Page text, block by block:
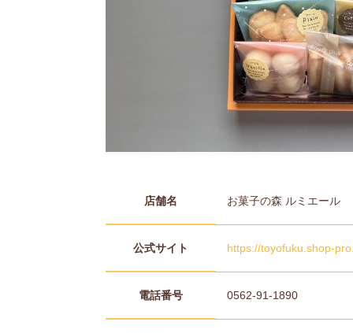
店舗名 お菓子の森 ルミエール
公式サイト https://toyofuku.shop-
電話番号 0562-91-1890